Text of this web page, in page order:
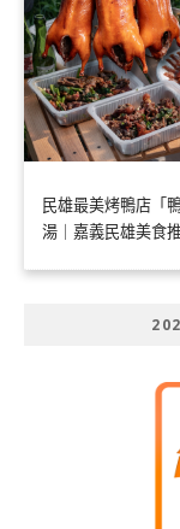
民雄最美烤鴨店「
湯｜嘉義民雄美食